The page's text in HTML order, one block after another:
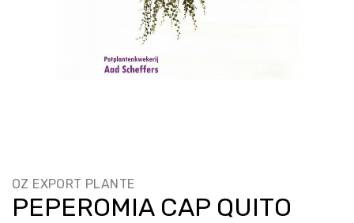
OZ EXPORT PLANTE
PEPEROMIA CAP QUITO